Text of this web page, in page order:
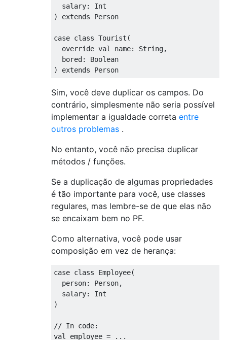
  salary:
Int
) extends Person
case class Tourist (
  override val name:
String,
  bored:
Boolean
) extends Person
Sim, você deve duplicar os campos. Do
contrário, simplesmente não seria possível
implementar a igualdade correta entre
outros problemas .
No entanto, você não precisa duplicar
métodos / funções.
Se a duplicação de algumas propriedades
é tão importante para você, use classes
regulares, mas lembre-se de que elas não
se encaixam bem no PF.
Como alternativa, você pode usar
composição em vez de herança:
case class Employee(
  person:
Person,
  salary:
Int
)
// In code:
val
employee = ...